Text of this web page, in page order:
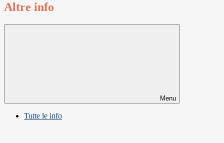
Altre info
Menu
Tutte le info